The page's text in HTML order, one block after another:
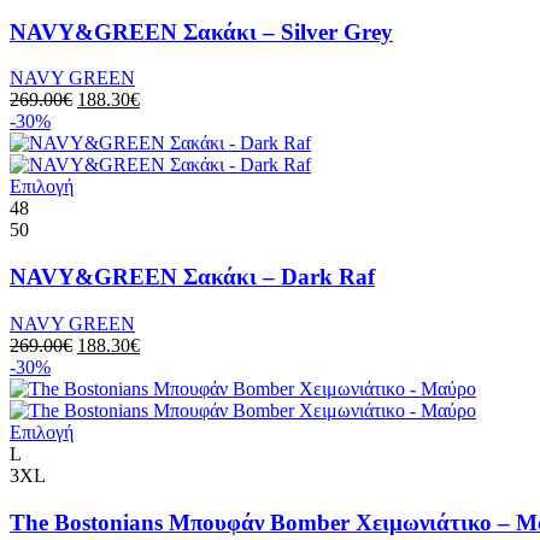
Οι
επιλογές
μπορούν
να
επιλεγούν
στη
σελίδα
του
προϊόντος
NAVY&GREEN Σακάκι – Silver Grey
NAVY GREEN
269.00€ Original
was:
269.00€.
188.30€Η
τιμή
είναι:
-30%
ΕπιλογήΑυτό
πολλαπλές
Οι
επιλογές
μπορούν
να
επιλεγούν
στη
σελίδα
48
50
NAVY&GREEN Σακάκι – Dark Raf
NAVY GREEN
269.00€ Original
was:
269.00€.
188.30€Η
τιμή
είναι:
-30%
ΕπιλογήΑυτό
πολλαπλές
L
3XL
The Bostonians Μπουφάν Bomber Χειμωνιάτικο –